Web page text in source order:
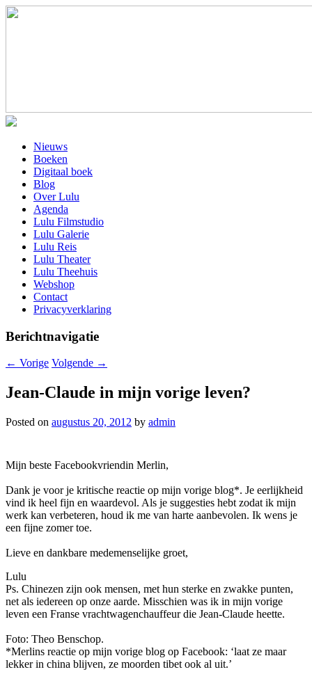
Nieuws
Boeken
Digitaal boek
Blog
Over Lulu
Agenda
Lulu Filmstudio
Lulu Galerie
Lulu Reis
Lulu Theater
Lulu Theehuis
Webshop
Contact
Privacyverklaring
Berichtnavigatie
← Vorige Volgende →
Jean-Claude in mijn vorige leven?
Posted on augustus 20, 2012 by admin
Mijn beste Facebookvriendin Merlin,
Dank je voor je kritische reactie op mijn vorige blog*. Je eerlijkheid
vind ik heel fijn en waardevol. Als je suggesties hebt zodat ik mijn
werk kan verbeteren, houd ik me van harte aanbevolen. Ik wens je
een fijne zomer toe.
Lieve en dankbare medemenselijke groet,
Lulu
Ps. Chinezen zijn ook mensen, met hun sterke en zwakke punten,
net als iedereen op onze aarde. Misschien was ik in mijn vorige
leven een Franse vrachtwagenchauffeur die Jean-Claude heette.
Foto: Theo Benschop.
*Merlins reactie op mijn vorige blog op Facebook: ‘laat ze maar
lekker in china blijven, ze moorden tibet ook al uit.’